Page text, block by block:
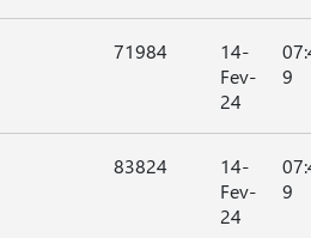
71984
14-
Fev-
24
9
83824
14-
Fev-
24
9